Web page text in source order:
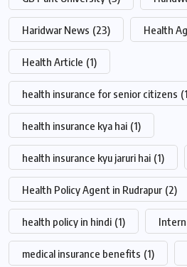
Haridwar News (23) Health
Health Article (1)
health insurance for senior citizens
health insurance kya hai (1)
health insurance kyu jaruri hai (1)
Health Policy Agent in Rudrapur (2)
health policy in hindi (1)
medical insurance benefits (1)